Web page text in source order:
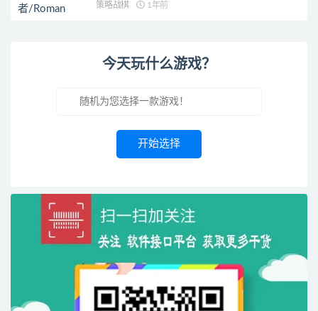
策略战棋 1年前
今天玩什么游戏？
开始选择